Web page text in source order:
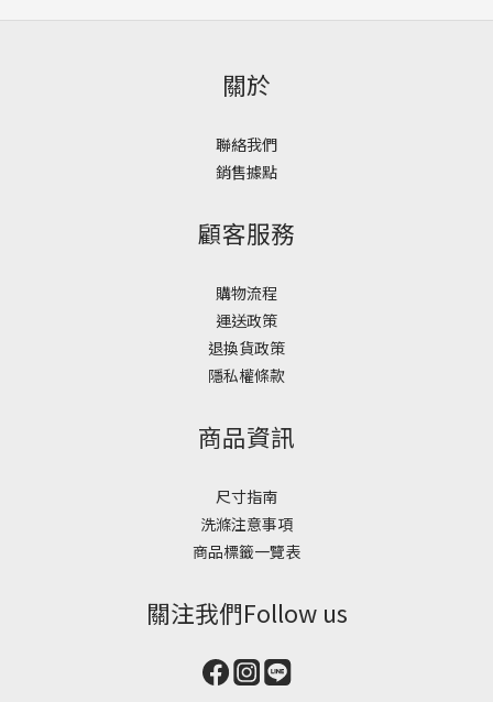
關於
聯絡我們
銷售據點
顧客服務
購物流程
運送政策
退換貨政策
隱私權條款
商品資訊
尺寸指南
洗滌注意事項
商品標籤一覽表
關注我們Follow us